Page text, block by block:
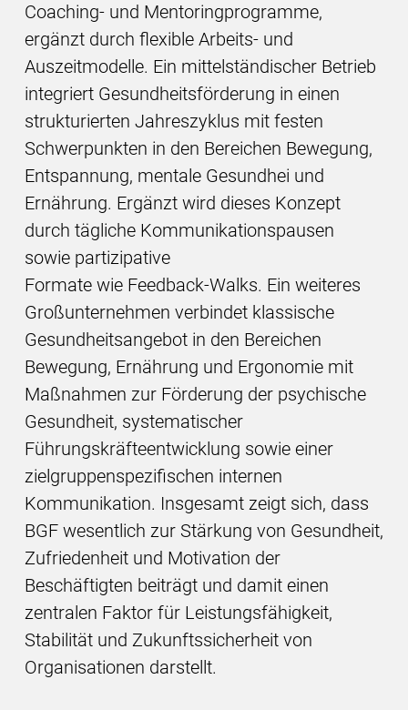
Coaching- und Mentoringprogramme,
ergänzt durch flexible Arbeits- und
Auszeitmodelle. Ein mittelständischer Betrieb
integriert Gesundheitsförderung in einen
strukturierten Jahreszyklus mit festen
Schwerpunkten in den Bereichen Bewegung,
Entspannung, mentale Gesundhei und
Ernährung. Ergänzt wird dieses Konzept
durch tägliche Kommunikationspausen
sowie partizipative
Formate wie Feedback-Walks. Ein weiteres
Großunternehmen verbindet klassische
Gesundheitsangebot in den Bereichen
Bewegung, Ernährung und Ergonomie mit
Maßnahmen zur Förderung der psychische
Gesundheit, systematischer
Führungskräfteentwicklung sowie einer
zielgruppenspezifischen internen
Kommunikation. Insgesamt zeigt sich, dass
BGF wesentlich zur Stärkung von Gesundheit,
Zufriedenheit und Motivation der
Beschäftigten beiträgt und damit einen
zentralen Faktor für Leistungsfähigkeit,
Stabilität und Zukunftssicherheit von
Organisationen darstellt.